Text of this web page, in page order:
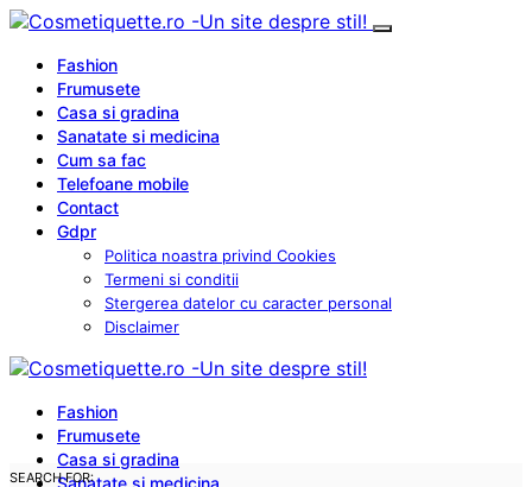
Fashion
Frumusete
Casa si gradina
Sanatate si medicina
Cum sa fac
Telefoane mobile
Contact
Gdpr
Politica noastra privind Cookies
Termeni si conditii
Stergerea datelor cu caracter personal
Disclaimer
Fashion
Frumusete
Casa si gradina
Sanatate si medicina
SEARCH FOR: